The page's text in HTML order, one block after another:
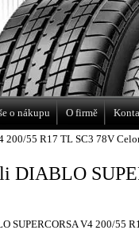
200/55 R17 TL SC3 78V
DIABLO
SUPERCORSA V4 200/55
o nákupu O firmě